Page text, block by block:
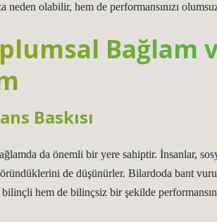
neden olabilir, hem de performansınızı
Bağlam
Baskısı
da önemli bir yere sahiptir. İnsanlar,
de düşünürler. Bilardoda bant
hem de bilinçsiz bir şekilde